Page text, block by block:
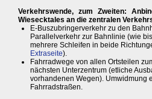
Verkehrswende, zum Zweiten:
Wiesecktales an die zentralen
E-Buszubringerverkehr zu den
Parallelverkehr zur Bahnlinie (wie
mehrere Schleifen in beide
Extraseite).
Fahrradwege von allen Ortsteilen
nächsten Unterzentrum (etliche
vorhandenen Wegen). Umwidmung
Fahrradstraßen.